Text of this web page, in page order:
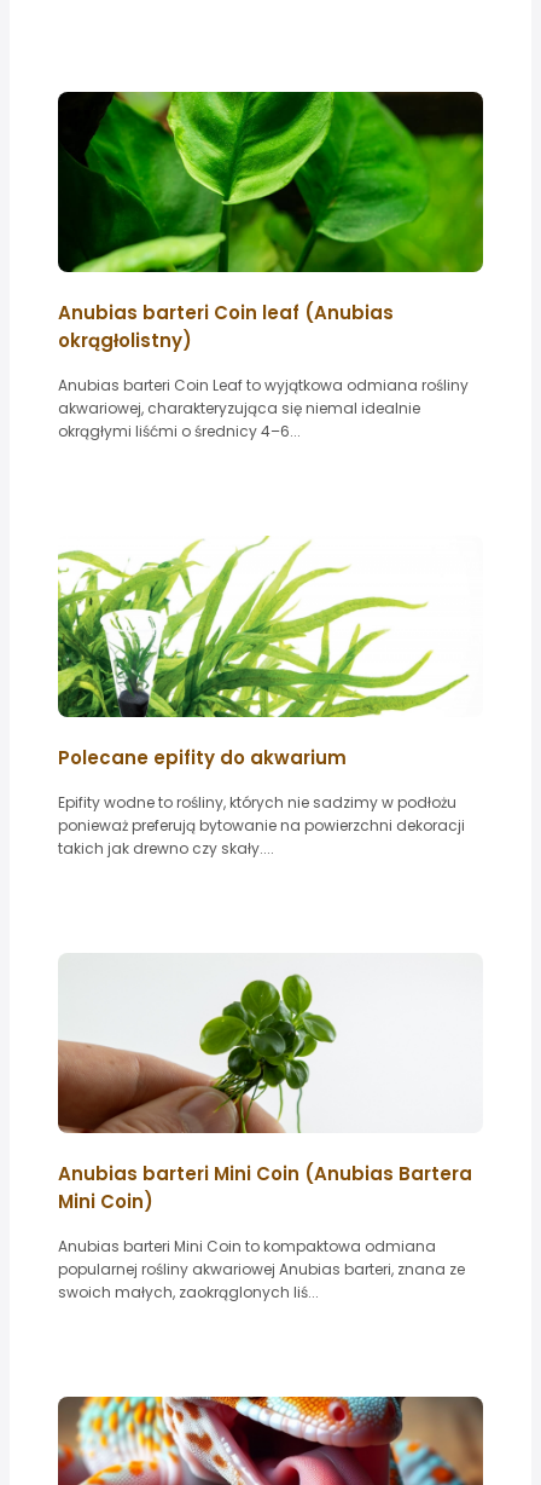
Anubias barteri Coin leaf (Anubias
okrągłolistny)
Anubias barteri Coin Leaf to wyjątkowa odmiana rośliny
akwariowej, charakteryzująca się niemal idealnie
okrągłymi liśćmi o średnicy 4–6...
Polecane epifity do akwarium
Epifity wodne to rośliny, których nie sadzimy w podłożu
ponieważ preferują bytowanie na powierzchni dekoracji
takich jak drewno czy skały....
Anubias barteri Mini Coin (Anubias Bartera
Mini Coin)
Anubias barteri Mini Coin to kompaktowa odmiana
popularnej rośliny akwariowej Anubias barteri, znana ze
swoich małych, zaokrąglonych liś...